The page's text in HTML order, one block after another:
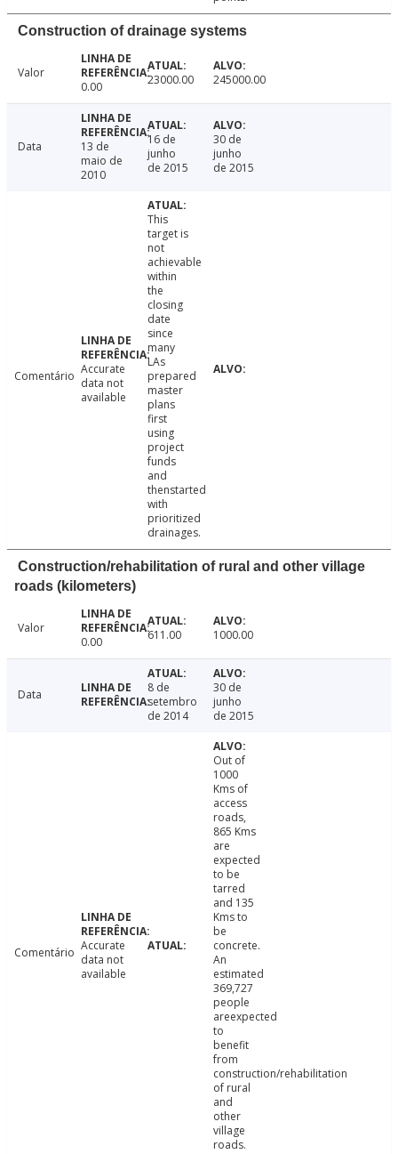
Construction of drainage systems
Valor
0.00
23000.00 245000.00
Data
13 de
maio de
2010
16 de
junho
de 2015
30 de
junho
de 2015
Comentário Accurate
data not
available
This
target is
not
achievable
within
the
closing
date
since
many
LAs
prepared
master
plans
first
using
project
funds
and
thenstarted
with
prioritized
drainages.
Construction/rehabilitation of rural and other village
roads (kilometers)
Valor
0.00
611.00 1000.00
Data
8 de
setembro
de 2014
30 de
junho
de 2015
Comentário Accurate
data not
available
Out of
1000
Kms of
access
roads,
865 Kms
are
expected
to be
tarred
and 135
Kms to
be
concrete.
An
estimated
369,727
people
areexpected
to
benefit
from
construction/rehabilitation
of rural
and
other
village
roads.